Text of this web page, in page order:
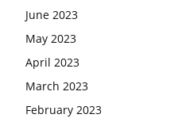
June 2023
May 2023
April 2023
March 2023
February 2023